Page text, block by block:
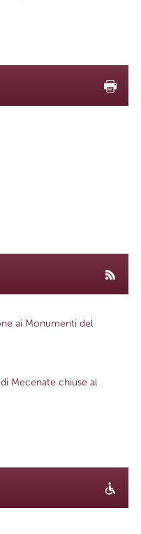
ai Monumenti del
Mecenate chiuse al